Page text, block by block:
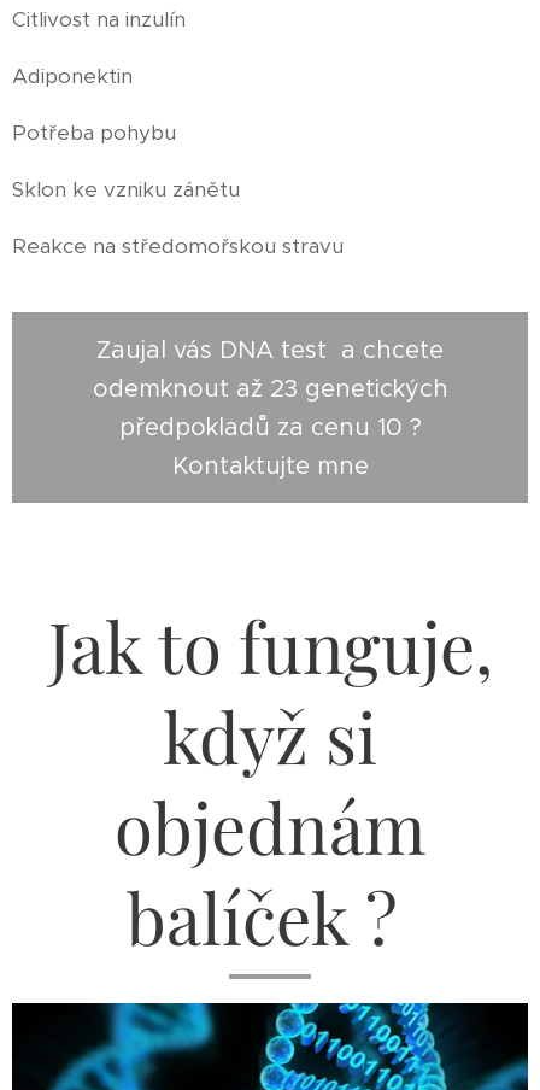
Citlivost na inzulín
Adiponektin
Potřeba pohybu
Sklon ke vzniku zánětu
Reakce na středomořskou stravu
Zaujal vás DNA test a chcete
odemknout až 23 genetických
předpokladů za cenu 10 ?
Kontaktujte mne
Jak to funguje,
když si
objednám
balíček ?